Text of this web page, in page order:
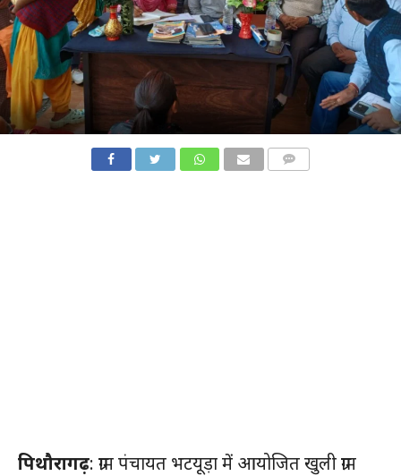
पिथौरागढ़: ग्राम पंचायत भटयूड़ा में आयोजित खुली ग्राम